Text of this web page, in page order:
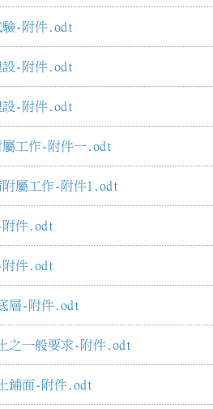
驗-附件.odt
設-附件.odt
設-附件.odt
屬工作-附件一.odt
附屬工作-附件1.odt
附件.odt
附件.odt
層-附件.odt
之一般要求-附件.odt
鋪面-附件.odt